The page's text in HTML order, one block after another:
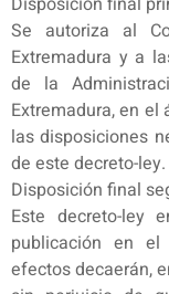
Se autoriza al
Extremadura y a
de la
Extremadura, en
las disposiciones
de este decreto-ley.
Disposición final
Este decreto-ley
publicación en
efectos decaerán,